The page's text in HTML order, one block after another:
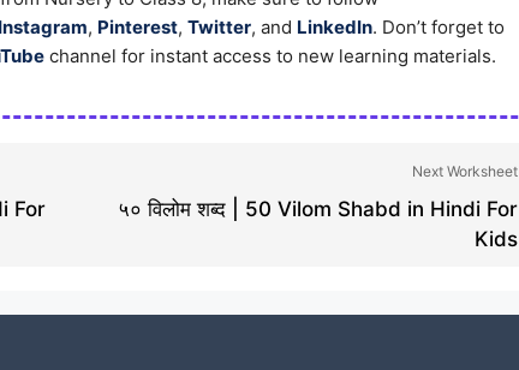
Instagram, Pinterest, Twitter, and LinkedIn. Don’t forget to
channel for instant access to new learning materials.
For
Next Worksheet
५० विलोम शब्द | 50 Vilom Shabd in Hindi For
Kids